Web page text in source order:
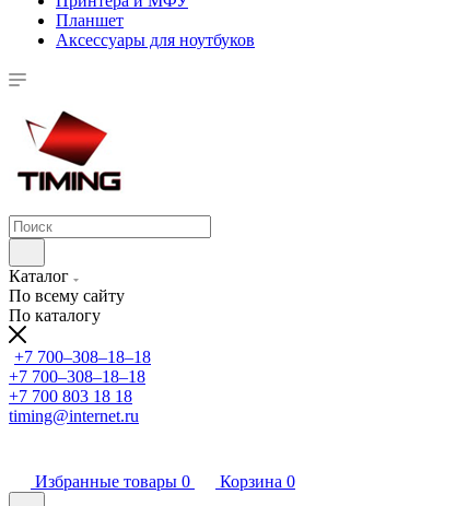
Планшет
Аксессуары для ноутбуков
Каталог
По всему сайту
По каталогу
+7 700‒308‒18‒18
+7 700‒308‒18‒18
+7 700 803 18 18
timing@internet.ru
Избранные товары 0 Корзина 0